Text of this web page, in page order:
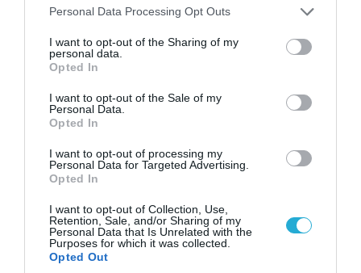
Please note that this website/app uses one or more Google
not limited to your visit or usage behaviour. You may click to
grant or deny consent to Google and its third-party tags to
use your data for below specified purposes in below Google
consent section.
Personal Data Processing Opt Outs
I want to opt-out of the Sharing of my
personal data.
Opted In
I want to opt-out of the Sale of my
Personal Data.
Opted In
I want to opt-out of processing my
Personal Data for Targeted Advertising.
Opted In
I want to opt-out of Collection, Use,
Retention, Sale, and/or Sharing of my
Personal Data that Is Unrelated with the
Purposes for which it was collected.
Opted Out
07.08.2026 | 00:02
Τουρκικά οπλισμένα F-16 «συνεπλάκησαν» με
ελληνικά μαχητικά στο Αιγαίο